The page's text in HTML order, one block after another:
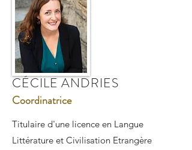
CÉCILE ANDRIES
Coordinatrice
Titulaire d'une licence en Langue
Littérature et Civilisation Etrangère